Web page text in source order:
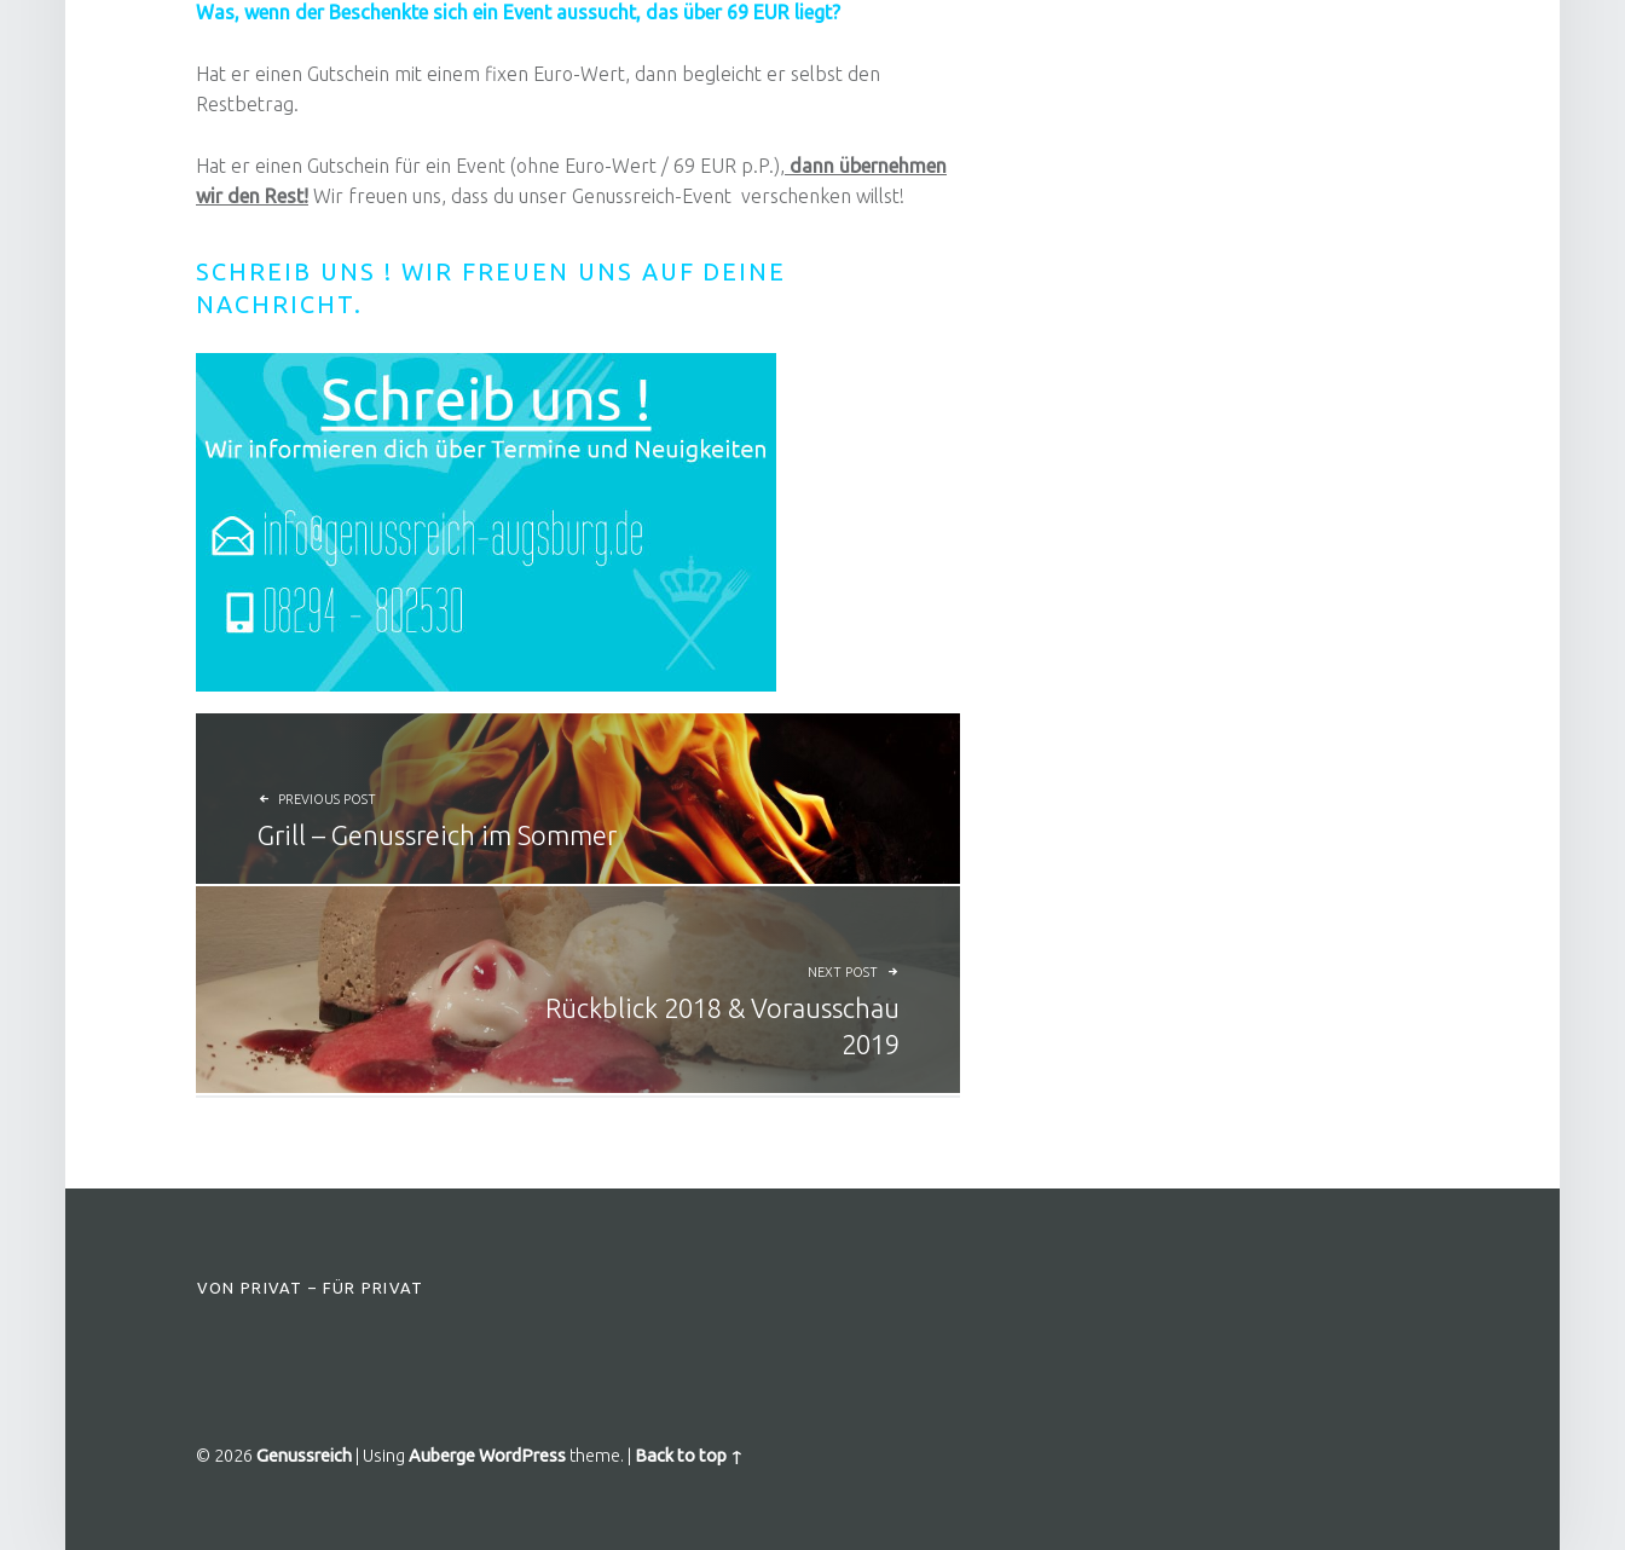
Was, wenn der Beschenkte sich ein Event aussucht, das über 69 EUR liegt?
Hat er einen Gutschein mit einem fixen Euro-Wert, dann begleicht er selbst den
Restbetrag.
Hat er einen Gutschein für ein Event (ohne Euro-Wert / 69 EUR p.P.), dann übernehmen
wir den Rest! Wir freuen uns, dass du unser Genussreich-Event verschenken willst!
SCHREIB UNS ! WIR FREUEN UNS AUF DEINE
NACHRICHT.
BEITRAGSNAVIGATION
PREVIOUS POST
Grill – Genussreich im Sommer
NEXT POST
Rückblick 2018 & Vorausschau
2019
FOOTER SIDEBAR
VON PRIVAT – FÜR PRIVAT
© 2026 Genussreich Using AubergeWordPress theme. Back to top ↑